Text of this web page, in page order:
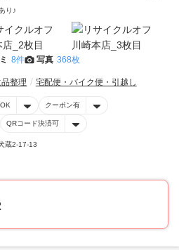
り♪
8件 写真 368枚
整理 宅配便・バイク便・引越し
クーポン有
QRコード決済可
蔵2-17-13